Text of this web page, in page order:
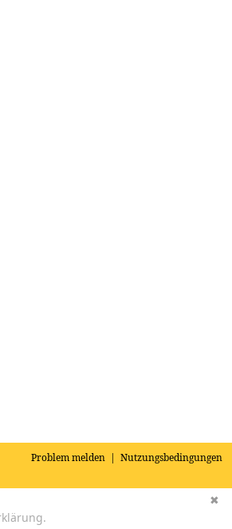
Problem melden | Nutzungsbedingungen
✖